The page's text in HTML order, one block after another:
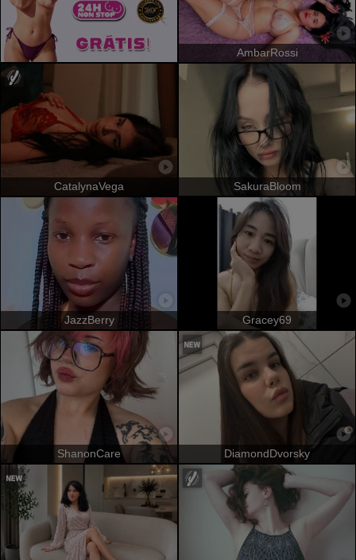
AmbarRossi
CatalynaVega SakuraBloom
JazzBerry Gracey69
ShanonCare DiamondDvorsky